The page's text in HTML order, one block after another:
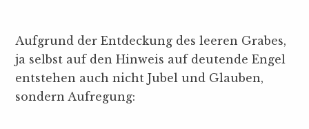
Aufgrund der Entdeckung des leeren Grabes,
ja selbst auf den Hinweis auf deutende Engel
entstehen auch nicht Jubel und Glauben,
sondern Aufregung: